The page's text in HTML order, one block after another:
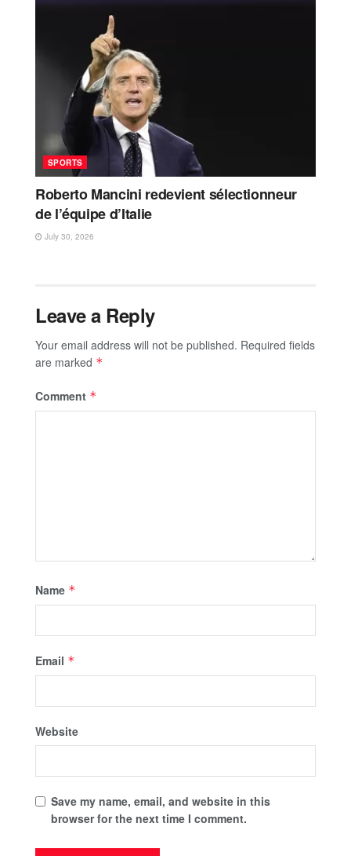
SPORTS
Roberto Mancini redevient sélectionneur
de l’équipe d’Italie
July 30, 2026
Leave a Reply
Your email address will not be published. Required fields
are marked *
Comment *
Name *
Email *
Website
Save my name, email, and website in this
browser for the next time I comment.